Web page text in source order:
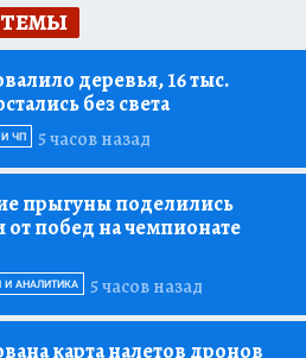
деревья, 16 тыс.
без света
5 часов назад
ЧП
прыгуны поделились
побед на чемпионате
5 часов назад
И АНАЛИТИКА
карта налетов дронов